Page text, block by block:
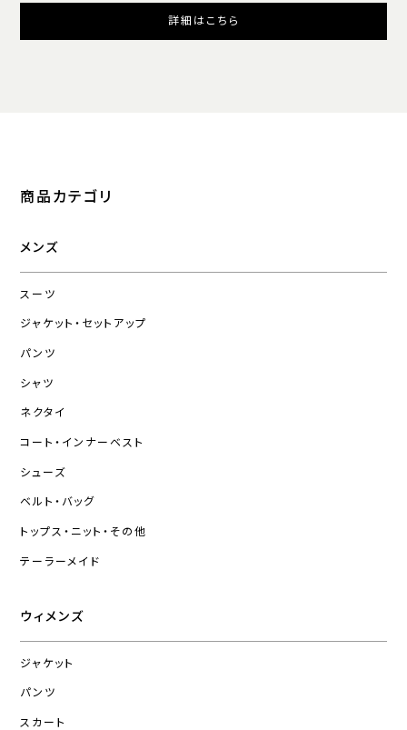
詳細はこちら
商品カテゴリ
メンズ
スーツ
ジャケット・セットアップ
パンツ
シャツ
ネクタイ
コート・インナーベスト
シューズ
ベルト・バッグ
トップス・ニット・その他
テーラーメイド
ウィメンズ
ジャケット
パンツ
スカート